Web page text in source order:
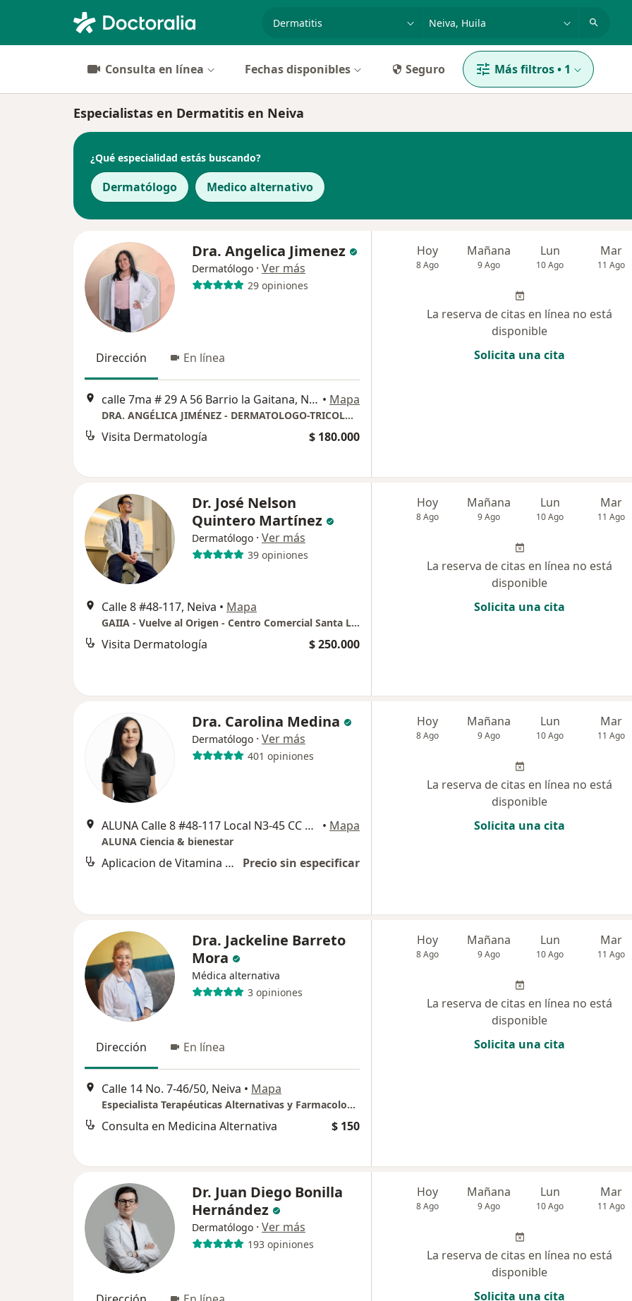
Consulta en línea Fechas disponibles Seguro Más filtros• 1
Especialistas en Dermatitis en Neiva
¿Qué especialidad estás buscando?
Dermatólogo Medico alternativo
Dra. Angelica Jimenez
Dermatólogo · Ver más
29 opiniones
Dirección En línea
calle 7ma # 29 A 56 Barrio la Gaitana, Neiva-huila, Neiva • Mapa
DRA. ANGÉLICA JIMÉNEZ - DERMATOLOGO-TRICOLOGO, SEDIFCENTER
Visita Dermatología $ 180.000
Hoy
8 Ago
Mañana
9 Ago
Lun
10 Ago
Mar
11 Ago
La reserva de citas en línea no está
disponible
Solicita una cita
Dr. José Nelson
Quintero Martínez
Dermatólogo · Ver más
39 opiniones
Calle 8 #48-117, Neiva • Mapa
GAIIA - Vuelve al Origen - Centro Comercial Santa Lucía Plaza
Visita Dermatología $ 250.000
Hoy
8 Ago
Mañana
9 Ago
Lun
10 Ago
Mar
11 Ago
La reserva de citas en línea no está
disponible
Solicita una cita
Dra. Carolina Medina
Dermatólogo · Ver más
401 opiniones
ALUNA Calle 8 #48-117 Local N3-45 CC Santa Lucía Plaza, Neiva • Mapa
ALUNA Ciencia & bienestar
Aplicacion de Vitamina C Venosa Precio sin especificar
Hoy
8 Ago
Mañana
9 Ago
Lun
10 Ago
Mar
11 Ago
La reserva de citas en línea no está
disponible
Solicita una cita
Dra. Jackeline Barreto
Mora
Médica alternativa
3 opiniones
Dirección En línea
Calle 14 No. 7-46/50, Neiva • Mapa
Especialista Terapéuticas Alternativas y Farmacología Vegetal
Consulta en Medicina Alternativa $ 150
Hoy
8 Ago
Mañana
9 Ago
Lun
10 Ago
Mar
11 Ago
La reserva de citas en línea no está
disponible
Solicita una cita
Dr. Juan Diego Bonilla
Hernández
Dermatólogo · Ver más
193 opiniones
Hoy
8 Ago
Mañana
9 Ago
Lun
10 Ago
Mar
11 Ago
La reserva de citas en línea no está
disponible
Solicita una cita